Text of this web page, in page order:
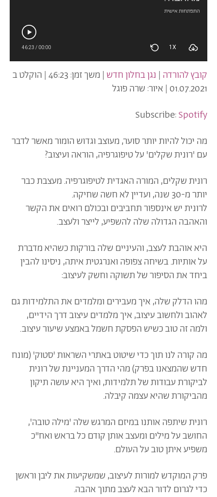
התפתחות אישית
00:00
/
46:23 1X
קובץ להורדה | נגן בחלון חדש | משך זמן: 46:23 | הוקלט ב
01.07.2021
| איור: שרה פוגל
Subscribe:Spotify
מה יכול להיות יותר סוער, מעוצב וגדוש הומורמאשר לדבר
עם 'רונית שקלים' על טיפוגרפיה, הוראה ועיצוב?
רונית שקלים, המורה האגדית לטיפוגרפיה. מעצבת כבר
יותר מ-30 שנה, ועדיין לא חשה שחיקה.
לרונית יש אינספור תחביבים ובכולם רואים את הקשר
והאהבה הגדולה שלה להשפיע, לייצר ולעצב.
היא אוהבת לעצב, והעיניים שלה בורקות כשהיא מדברת
על אותיות. בשיחה צפופה ואנרגטית איתה, ניסינו להבין
ביחד את הסיפור של תשוקה וחשק לעיצוב:
מהו הדלק שלה, איך מעבירים ומלמדים את התלמידות גם
לאהוב ולחשוב עיצוב, איך מלמדים עיצוב דרך הידיים,
ולמה זה טוב כשיש הפסקת חשמל באמצע שיעור עיצוב.
מה קורה לנו תוך כדי שיטוט באתרי השראות 'סטוק' (מונח
חדש שהמצאנו בפרק) מהי הדרך המעניינת של רונית
לביקורת עבודות של תלמידות, ואיך היא עושה תיקון
מהביקורת שהיא עצמה קיבלה.
רונית שיתפה אותנו במיזם המרגש שלה 'מילה טובה',
החושב על מילים ומעצב אותן קודם כל בראש ואח"כ
משפיע איתן טוב על העולם.
פרק המוקדש למורות לעיצוב, שמשקיעות את ליבן וראשן
כדי לגרום לדור הבא לעצב מתוך אהבה.